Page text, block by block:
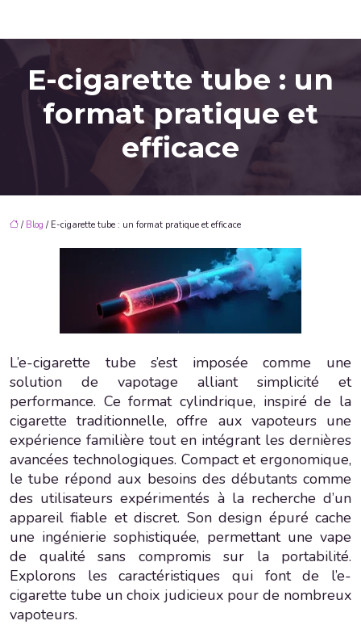
E-cigarette tube : un
format pratique et
efficace
/ Blog / E-cigarette tube : un format pratique et efficace
L’e-cigarette tube s’est imposée comme une
solution de vapotage alliant simplicité et
performance. Ce format cylindrique, inspiré de la
cigarette traditionnelle, offre aux vapoteurs une
expérience familière tout en intégrant les dernières
avancées technologiques. Compact et ergonomique,
le tube répond aux besoins des débutants comme
des utilisateurs expérimentés à la recherche d’un
appareil fiable et discret. Son design épuré cache
une ingénierie sophistiquée, permettant une vape
de qualité sans compromis sur la portabilité.
Explorons les caractéristiques qui font de l’e-
cigarette tube un choix judicieux pour de nombreux
vapoteurs.